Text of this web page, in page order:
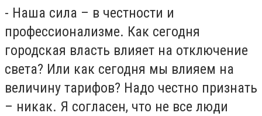
- Наша сила – в честности и
профессионализме. Как сегодня
городская власть влияет на отключение
света? Или как сегодня мы влияем на
величину тарифов? Надо честно признать
– никак. Я согласен, что не все люди